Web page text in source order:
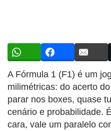
A Fórmula 1 (F1) é um
milimétricas: do acerto
parar nos boxes, quase
cenário e probabilidade.
cara, vale um paralelo